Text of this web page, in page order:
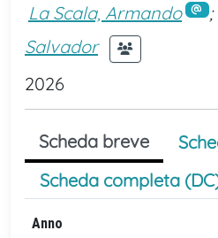
La Scala, Armando ;
Salvador
2026
Scheda breve
Scheda completa
Anno